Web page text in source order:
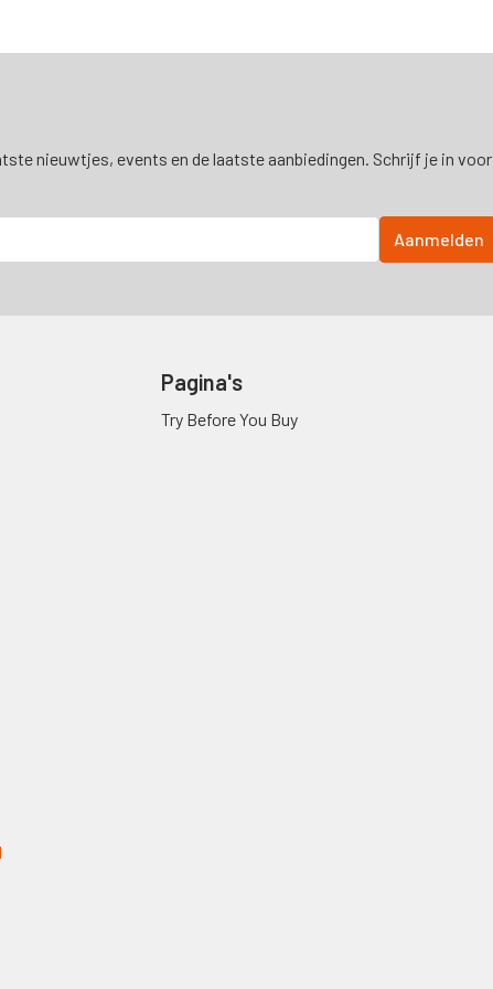
nieuwtjes, events en de laatste aanbiedingen. Schrijf je in voor
Pagina's
Try Before You Buy